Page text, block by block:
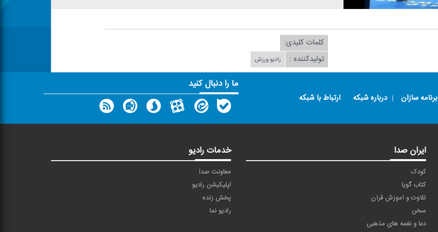
کلمات کلیدی:
تولیدکننده :
رادیو ورزش
برنامه سازان درباره شبکه ارتباط با شبکه
ما را دنبال کنید
ایران صدا
کودک
کتاب گویا
تلاوت و آموزش قرآن
سخن
دعا و نغمه های مذهبی
خدمات رادیو
معاونت صدا
اپلیکیشن رادیو
پخش زنده
رادیو نما